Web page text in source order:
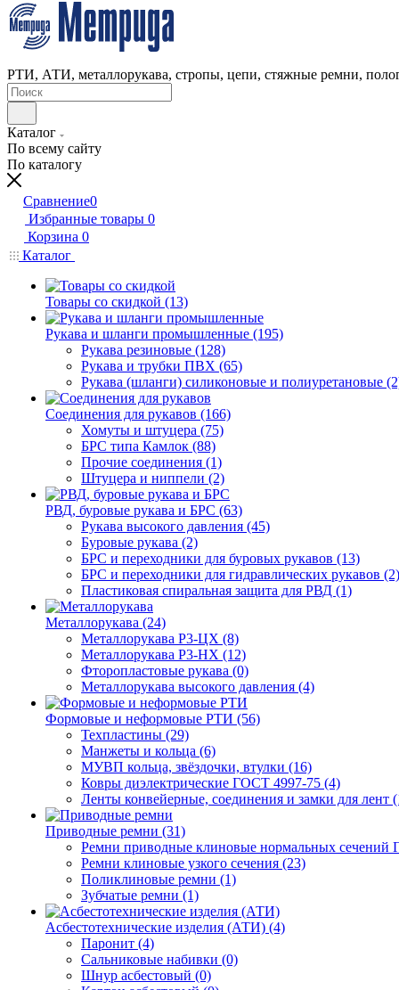
РТИ, АТИ, металлорукава, стропы, цепи, стяжные ремни,
Каталог
По всему сайту
По каталогу
Сравнение0
Избранные товары 0
Корзина 0
Каталог
Товары со скидкой (13)
Рукава и шланги промышленные (195)
Рукава резиновые (128)
Рукава и трубки ПВХ (65)
Рукава (шланги) силиконовые и полиуретановые
Соединения для рукавов (166)
Хомуты и штуцера (75)
БРС типа Камлок (88)
Прочие соединения (1)
Штуцера и ниппели (2)
РВД, буровые рукава и БРС (63)
Рукава высокого давления (45)
Буровые рукава (2)
БРС и переходники для буровых рукавов (13)
БРС и переходники для гидравлических рукавов (2)
Пластиковая спиральная защита для РВД (1)
Металлорукава (24)
Металлорукава Р3-ЦХ (8)
Металлорукава Р3-НХ (12)
Фторопластовые рукава (0)
Металлорукава высокого давления (4)
Формовые и неформовые РТИ (56)
Техпластины (29)
Манжеты и кольца (6)
МУВП кольца, звёздочки, втулки (16)
Ковры диэлектрические ГОСТ 4997-75 (4)
Ленты конвейерные, соединения и замки для лент
Приводные ремни (31)
Ремни приводные клиновые нормальных сечений
Ремни клиновые узкого сечения (23)
Поликлиновые ремни (1)
Зубчатые ремни (1)
Асбестотехнические изделия (АТИ) (4)
Паронит (4)
Сальниковые набивки (0)
Шнур асбестовый (0)